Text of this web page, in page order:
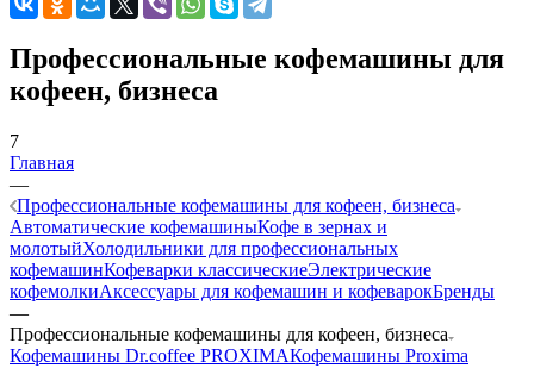
Профессиональные кофемашины для
кофеен, бизнеса
7
Главная
—
Профессиональные кофемашины для кофеен, бизнеса
Автоматические кофемашиныКофе в зернах и
молотыйХолодильники для профессиональных
кофемашинКофеварки классическиеЭлектрические
кофемолкиАксессуары для кофемашин и кофеварокБренды
—
Профессиональные кофемашины для кофеен, бизнеса
Кофемашины Dr.coffee PROXIMAКофемашины Proxima